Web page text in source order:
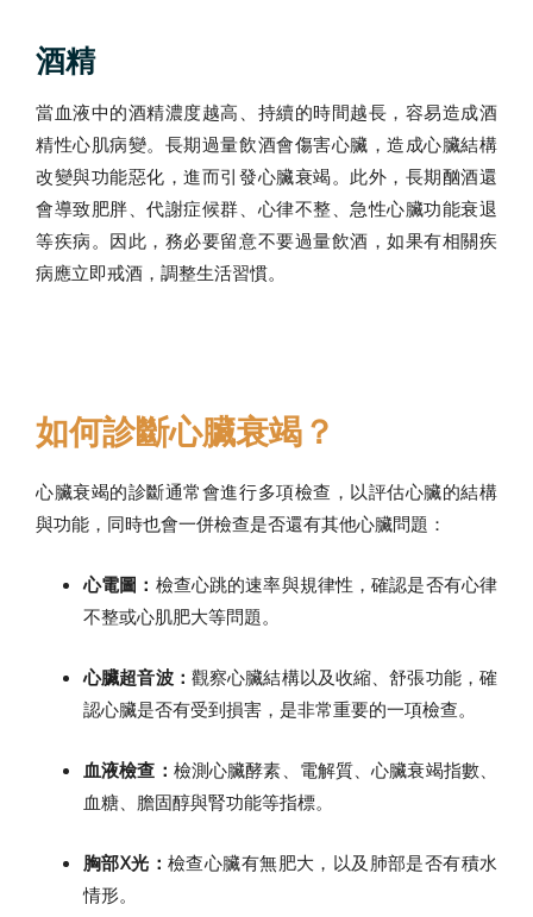
酒精
當血液中的酒精濃度越高、持續的時間越長，容易造成酒
精性心肌病變。長期過量飲酒會傷害心臟，造成心臟結構
改變與功能惡化，進而引發心臟衰竭。此外，長期酗酒還
會導致肥胖、代謝症候群、心律不整、急性心臟功能衰退
等疾病。因此，務必要留意不要過量飲酒，如果有相關疾
病應立即戒酒，調整生活習慣。
如何診斷心臟衰竭？
心臟衰竭的診斷通常會進行多項檢查，以評估心臟的結構
與功能，同時也會一併檢查是否還有其他心臟問題：
心電圖： 檢查心跳的速率與規律性，確認是否有心律
不整或心肌肥大等問題。
心臟超音波： 觀察心臟結構以及收縮、舒張功能，確
認心臟是否有受到損害，是非常重要的一項檢查。
血液檢查： 檢測心臟酵素、電解質、心臟衰竭指數、
血糖、膽固醇與腎功能等指標。
胸部X光：檢查心臟有無肥大，以及肺部是否有積水
情形。